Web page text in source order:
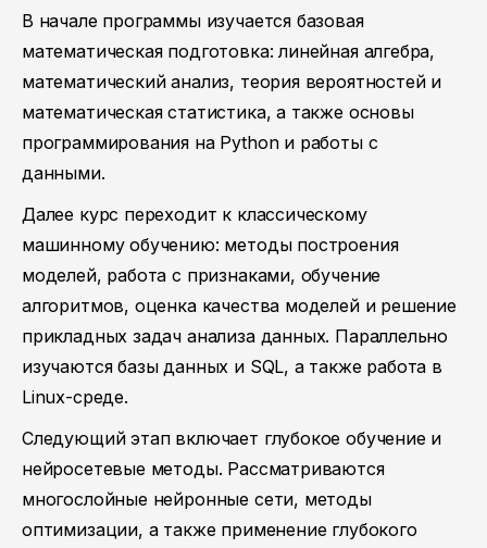
В начале программы изучается базовая
математическая подготовка: линейная алгебра,
математический анализ, теория вероятностей и
математическая статистика, а также основы
программирования на Python и работы с
данными.
Далее курс переходит к классическому
машинному обучению: методы построения
моделей, работа с признаками, обучение
алгоритмов, оценка качества моделей и решение
прикладных задач анализа данных. Параллельно
изучаются базы данных и SQL, а также работа в
Linux-среде.
Следующий этап включает глубокое обучение и
нейросетевые методы. Рассматриваются
многослойные нейронные сети, методы
оптимизации, а также применение глубокого